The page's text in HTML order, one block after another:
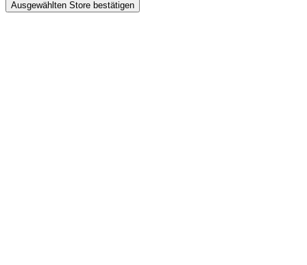
Ausgewählten Store bestätigen